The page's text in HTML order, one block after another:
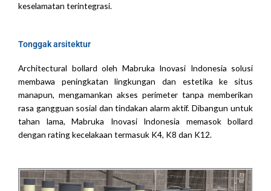
keselamatan terintegrasi.
Tonggak arsitektur
Architectural bollard oleh Mabruka Inovasi Indonesia solusi
membawa peningkatan lingkungan dan estetika ke situs
manapun, mengamankan akses perimeter tanpa memberikan
rasa gangguan sosial dan tindakan alarm aktif. Dibangun untuk
tahan lama, Mabruka Inovasi Indonesia memasok bollard
dengan rating kecelakaan termasuk K4, K8 dan K12.